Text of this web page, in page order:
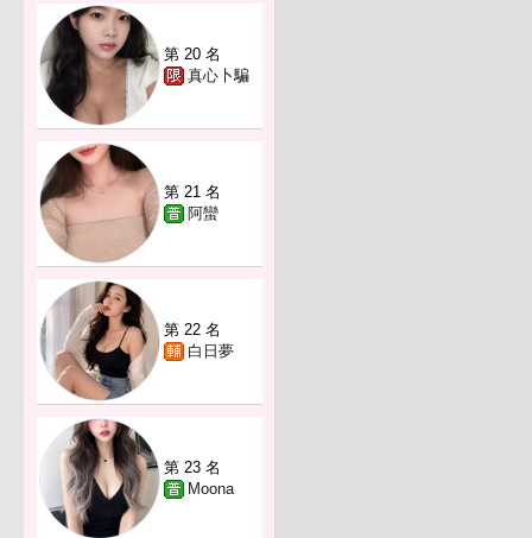
第 20 名
真心卜騙
第 21 名
阿蠻
第 22 名
白日夢
第 23 名
Moona